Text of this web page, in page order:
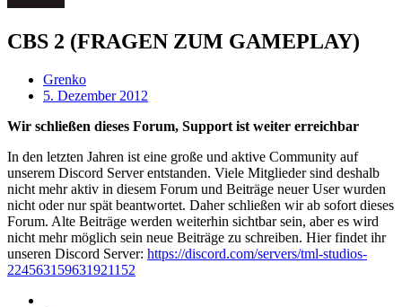
CBS 2 (FRAGEN ZUM GAMEPLAY)
Grenko
5. Dezember 2012
Wir schließen dieses Forum, Support ist weiter erreichbar
In den letzten Jahren ist eine große und aktive Community auf
unserem Discord Server entstanden. Viele Mitglieder sind deshalb
nicht mehr aktiv in diesem Forum und Beiträge neuer User wurden
nicht oder nur spät beantwortet. Daher schließen wir ab sofort dieses
Forum. Alte Beiträge werden weiterhin sichtbar sein, aber es wird
nicht mehr möglich sein neue Beiträge zu schreiben. Hier findet ihr
unseren Discord Server: https://discord.com/servers/tml-studios-
224563159631921152